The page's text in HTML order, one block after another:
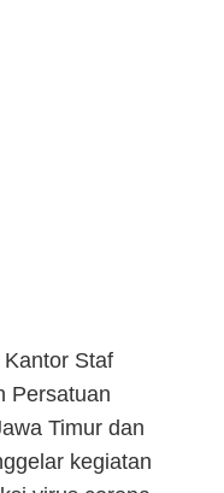
Kantor Staf
Persatuan
Timur dan
kegiatan